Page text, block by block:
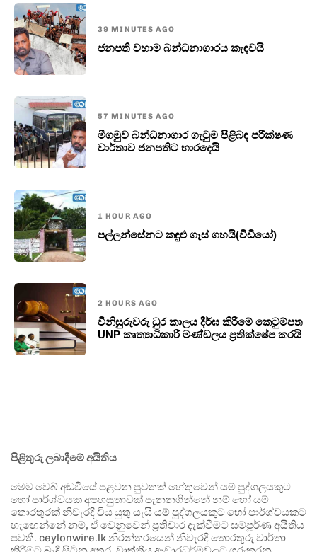
39 MINUTES AGO
ජනපති වහාම බන්ධනාගාරය කැඳවයි
57 MINUTES AGO
මීගමුව බන්ධනාගාර ගැටුම පිළිබඳ පරීක්ෂණ
වාර්තාව ජනපතිට භාරදෙයි
1 HOUR AGO
පල්ලන්සේනට කඳුළු ගෑස් ගහයි(වීඩියෝ)
2 HOURS AGO
විනිසුරුවරු ධුර කාලය දීර්ඝ කිරීමේ කෙටුම්පත
UNP කෘත්‍යාධිකාරී මණ්ඩලය ප්‍රතික්ෂේප කරයි
පිළිතුරු ලබාදීමේ අයිතිය
මෙම වෙබ් අඩවියේ පළවන පුවතක් හේතුවෙන් යම් පුද්ගලයකුට
හෝ පාර්ශ්වයක අපහසුතාවක් පැනනගින්නේ නම් හෝ යම්
තොරතුරක් නිවැරදි විය යුතු යැයි යම් පුද්ගලයකුට හෝ පාර්ශ්වයකට
හැඟෙන්නේ නම්, ඒ වෙනුවෙන් ප්‍රතිචාර දැක්වීමට සම්පූර්ණ අයිතිය
පවතී. ceylonwire.lk නිරන්තරයෙන් නිවැරදි තොරතුරු වාර්තා